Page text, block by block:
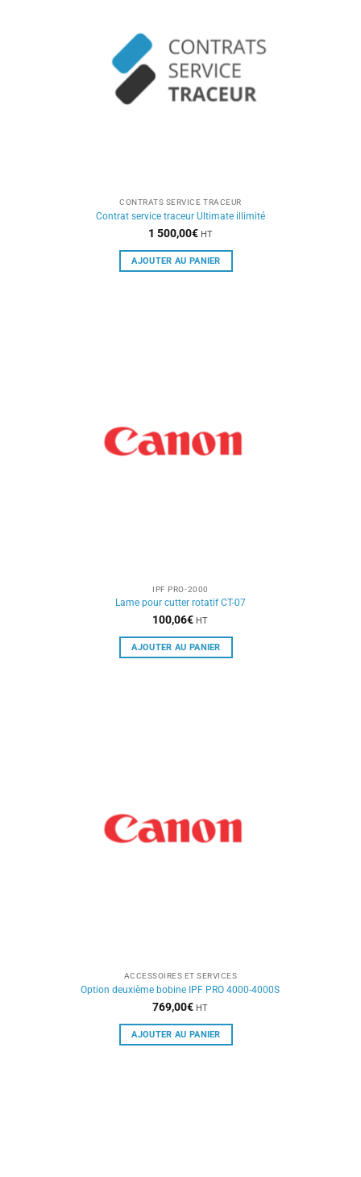
CONTRATS SERVICE TRACEUR
Contrat service traceur Ultimate illimité
1 500,00€ HT
AJOUTER AU PANIER
IPF PRO-2000
Lame pour cutter rotatif CT-07
100,06€ HT
AJOUTER AU PANIER
ACCESSOIRES ET SERVICES
Option deuxième bobine IPF PRO 4000-4000S
769,00€ HT
AJOUTER AU PANIER